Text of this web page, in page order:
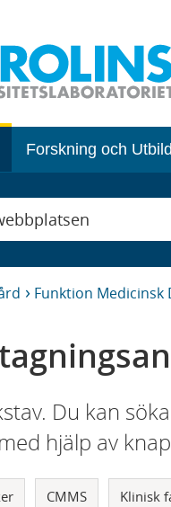
Forskning och
Funktion Medicinsk
Du kan
hjälp av
CMMS Klinisk